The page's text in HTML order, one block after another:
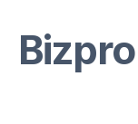
Bizpro